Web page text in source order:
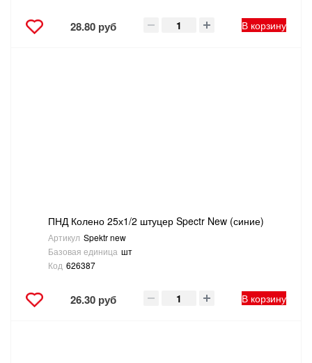
28.80 руб В корзину
ПНД Колено 25х1/2 штуцер Spectr New (синие)
Артикул Spektr new
Базовая единица шт
Код 626387
26.30 руб В корзину